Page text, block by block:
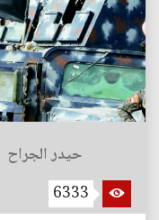
حيدر الجراح
6333